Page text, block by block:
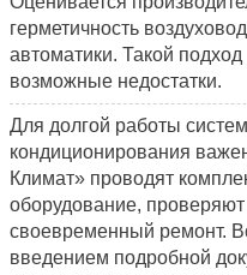
герметичность
автоматики. Такой
возможные недостатки.
Для долгой работы
кондиционирования
Климат» проводят
оборудование,
своевременный ремонт.
введением подробной